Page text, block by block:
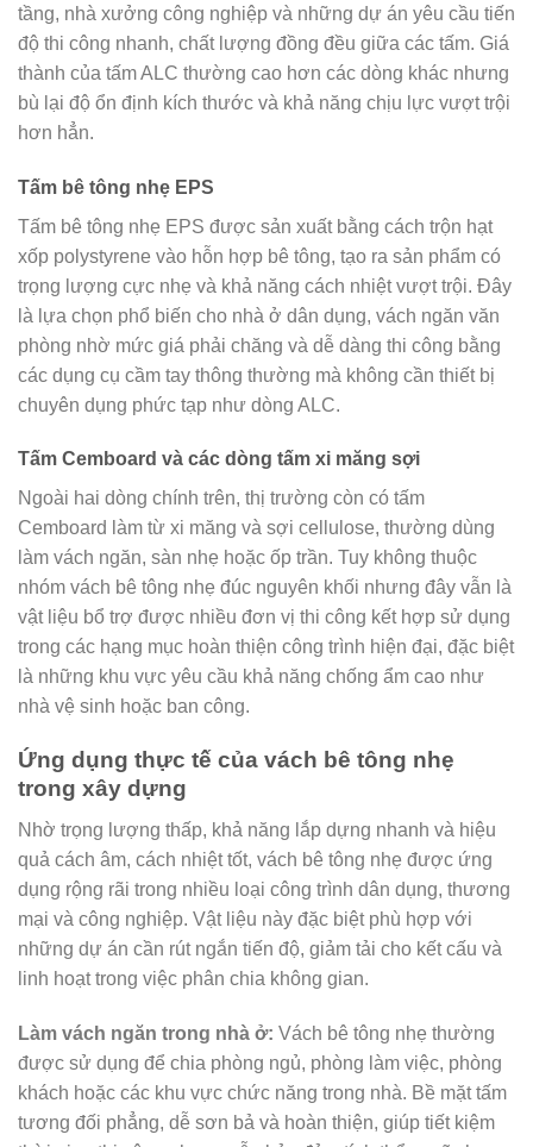
tầng, nhà xưởng công nghiệp và những dự án yêu cầu tiến
độ thi công nhanh, chất lượng đồng đều giữa các tấm. Giá
thành của tấm ALC thường cao hơn các dòng khác nhưng
bù lại độ ổn định kích thước và khả năng chịu lực vượt trội
hơn hẳn.
Tấm bê tông nhẹ EPS
Tấm bê tông nhẹ EPS được sản xuất bằng cách trộn hạt
xốp polystyrene vào hỗn hợp bê tông, tạo ra sản phẩm có
trọng lượng cực nhẹ và khả năng cách nhiệt vượt trội. Đây
là lựa chọn phổ biến cho nhà ở dân dụng, vách ngăn văn
phòng nhờ mức giá phải chăng và dễ dàng thi công bằng
các dụng cụ cầm tay thông thường mà không cần thiết bị
chuyên dụng phức tạp như dòng ALC.
Tấm Cemboard và các dòng tấm xi măng sợi
Ngoài hai dòng chính trên, thị trường còn có tấm
Cemboard làm từ xi măng và sợi cellulose, thường dùng
làm vách ngăn, sàn nhẹ hoặc ốp trần. Tuy không thuộc
nhóm vách bê tông nhẹ đúc nguyên khối nhưng đây vẫn là
vật liệu bổ trợ được nhiều đơn vị thi công kết hợp sử dụng
trong các hạng mục hoàn thiện công trình hiện đại, đặc biệt
là những khu vực yêu cầu khả năng chống ẩm cao như
nhà vệ sinh hoặc ban công.
Ứng dụng thực tế của vách bê tông nhẹ
trong xây dựng
Nhờ trọng lượng thấp, khả năng lắp dựng nhanh và hiệu
quả cách âm, cách nhiệt tốt, vách bê tông nhẹ được ứng
dụng rộng rãi trong nhiều loại công trình dân dụng, thương
mại và công nghiệp. Vật liệu này đặc biệt phù hợp với
những dự án cần rút ngắn tiến độ, giảm tải cho kết cấu và
linh hoạt trong việc phân chia không gian.
Làm vách ngăn trong nhà ở: Vách bê tông nhẹ thường
được sử dụng để chia phòng ngủ, phòng làm việc, phòng
khách hoặc các khu vực chức năng trong nhà. Bề mặt tấm
tương đối phẳng, dễ sơn bả và hoàn thiện, giúp tiết kiệm